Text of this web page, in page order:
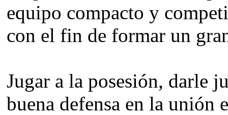
equipo compacto y
con el fin de formar un
Jugar a la posesión, darle
buena defensa en la unión